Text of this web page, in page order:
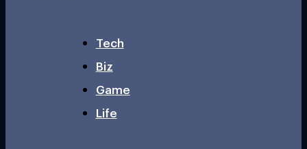
Tech
Biz
Game
Life